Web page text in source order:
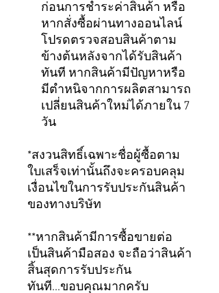
ก่อนการชำระค่าสินค้า หรือ
หากสั่งซื้อผ่านทางออนไลน์
โปรดตรวจสอบสินค้าตาม
ข้างต้นหลังจากได้รับสินค้า
ทันที หากสินค้ามีปัญหาหรือ
มีตำหนิจากการผลิตสามารถ
เปลี่ยนสินค้าใหม่ได้ภายใน 7
วัน
*สงวนสิทธิ์เฉพาะชื่อผู้ซื้อตาม
ใบเสร็จเท่านั้นถึงจะครอบคลุม
เงื่อนไขในการรับประกันสินค้า
ของทางบริษัท
**หากสินค้ามีการซื้อขายต่อ
เป็นสินค้ามือสอง จะถือว่าสินค้า
สิ้นสุดการรับประกัน
ทันที...ขอบคุณมากครับ